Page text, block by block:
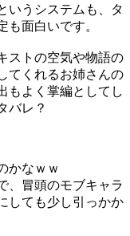
いうシステムも、タ
も面白いです。
ストの空気や物語の
てくれるお姉さんの
もよく掌編としてし
バレ？
かなｗｗ
、冒頭のモブキャラ
しても少し引っかか